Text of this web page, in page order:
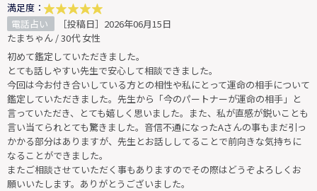
満足度：
電話占い
［投稿日］2026年06月15日
たまちゃん / 30代 女性
初めて鑑定していただきました。
とても話しやすい先生で安心して相談できました。
今回は今お付き合いしている方との相性や私にとって運命の相手について
鑑定していただきました。先生から「今のパートナーが運命の相手」と
言っていただき、とても嬉しく思いました。また、私が直感が鋭いことも
言い当てられとても驚きました。音信不通になったAさんの事もまだ引っ
かかる部分はありますが、先生とお話ししてることで前向きな気持ちに
なることができました。
またご相談させていただく事もありますのでその際はどうぞよろしくお
願いいたします。ありがとうございました。